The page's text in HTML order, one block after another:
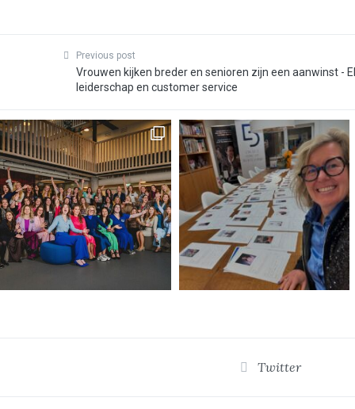
Previous post
Vrouwen kijken breder en senioren zijn een aanwinst -
leiderschap en customer service
Twitter